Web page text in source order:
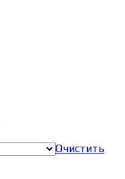
Очистить